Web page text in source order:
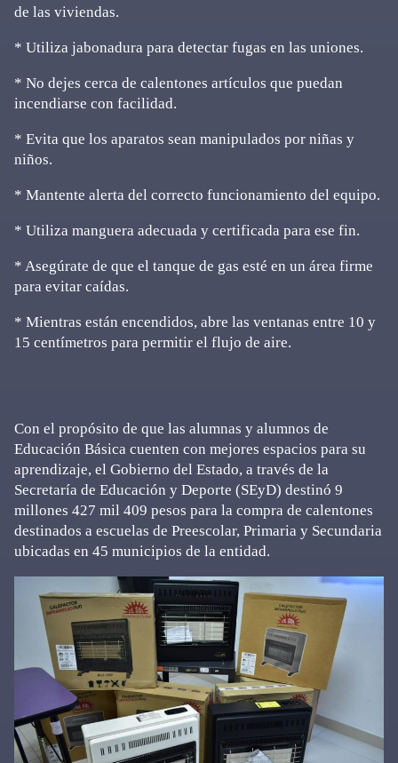
de las viviendas.
* Utiliza jabonadura para detectar fugas en las uniones.
* No dejes cerca de calentones artículos que puedan
incendiarse con facilidad.
* Evita que los aparatos sean manipulados por niñas y
niños.
* Mantente alerta del correcto funcionamiento del equipo.
* Utiliza manguera adecuada y certificada para ese fin.
* Asegúrate de que el tanque de gas esté en un área firme
para evitar caídas.
* Mientras están encendidos, abre las ventanas entre 10 y
15 centímetros para permitir el flujo de aire.
Con el propósito de que las alumnas y alumnos de
Educación Básica cuenten con mejores espacios para su
aprendizaje, el Gobierno del Estado, a través de la
Secretaría de Educación y Deporte (SEyD) destinó 9
millones 427 mil 409 pesos para la compra de calentones
destinados a escuelas de Preescolar, Primaria y Secundaria
ubicadas en 45 municipios de la entidad.